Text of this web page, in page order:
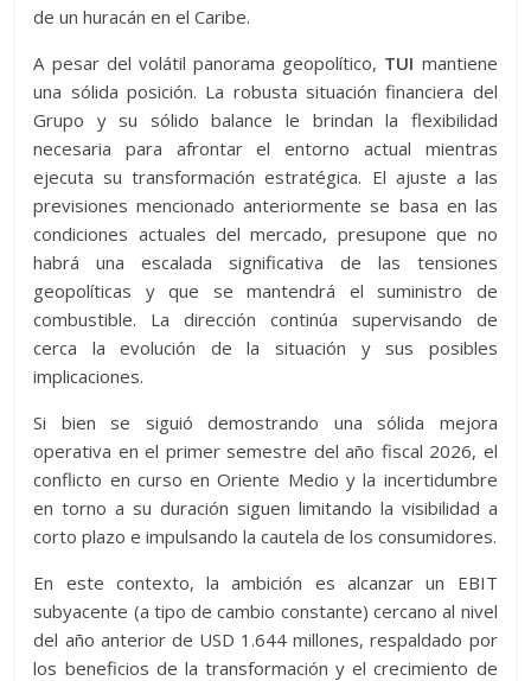
de un huracán en el Caribe.
A pesar del volátil panorama geopolítico, TUI mantiene
una sólida posición. La robusta situación financiera del
Grupo y su sólido balance le brindan la flexibilidad
necesaria para afrontar el entorno actual mientras
ejecuta su transformación estratégica. El ajuste a las
previsiones mencionado anteriormente se basa en las
condiciones actuales del mercado, presupone que no
habrá una escalada significativa de las tensiones
geopolíticas y que se mantendrá el suministro de
combustible. La dirección continúa supervisando de
cerca la evolución de la situación y sus posibles
implicaciones.
Si bien se siguió demostrando una sólida mejora
operativa en el primer semestre del año fiscal 2026, el
conflicto en curso en Oriente Medio y la incertidumbre
en torno a su duración siguen limitando la visibilidad a
corto plazo e impulsando la cautela de los consumidores.
En este contexto, la ambición es alcanzar un EBIT
subyacente (a tipo de cambio constante) cercano al nivel
del año anterior de USD 1.644 millones, respaldado por
los beneficios de la transformación y el crecimiento de